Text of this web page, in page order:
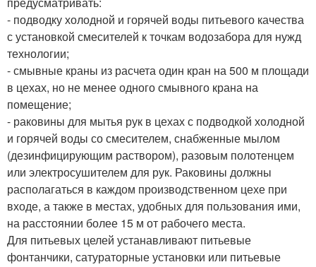
- подводку холодной и горячей воды питьевого качества
с установкой смесителей к точкам водозабора для нужд
технологии;
- смывные краны из расчета один кран на 500 м площади
в цехах, но не менее одного смывного крана на
помещение;
- раковины для мытья рук в цехах с подводкой холодной
и горячей воды со смесителем, снабженные мылом
(дезинфицирующим раствором), разовым полотенцем
или электросушителем для рук. Раковины должны
располагаться в каждом производственном цехе при
входе, а также в местах, удобных для пользования ими,
на расстоянии более 15 м от рабочего места.
Для питьевых целей устанавливают питьевые
фонтанчики, сатураторные установки или питьевые